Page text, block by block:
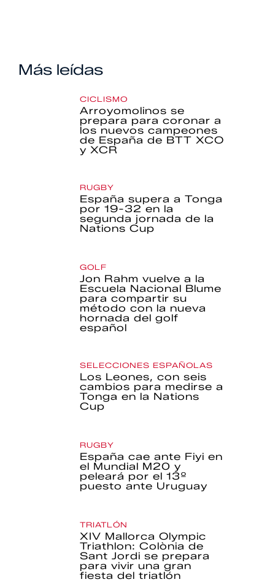
Más leídas
CICLISMO
Arroyomolinos se
prepara para coronar a
los nuevos campeones
de España de BTT XCO
y XCR
RUGBY
España supera a Tonga
por 19-32 en la
segunda jornada de la
Nations Cup
GOLF
Jon Rahm vuelve a la
Escuela Nacional Blume
para compartir su
método con la nueva
hornada del golf
español
SELECCIONES ESPAÑOLAS
Los Leones, con seis
cambios para medirse a
Tonga en la Nations
Cup
RUGBY
España cae ante Fiyi en
el Mundial M20 y
peleará por el 13º
puesto ante Uruguay
TRIATLÓN
XIV Mallorca Olympic
Triathlon: Colònia de
Sant Jordi se prepara
para vivir una gran
fiesta del triatlón